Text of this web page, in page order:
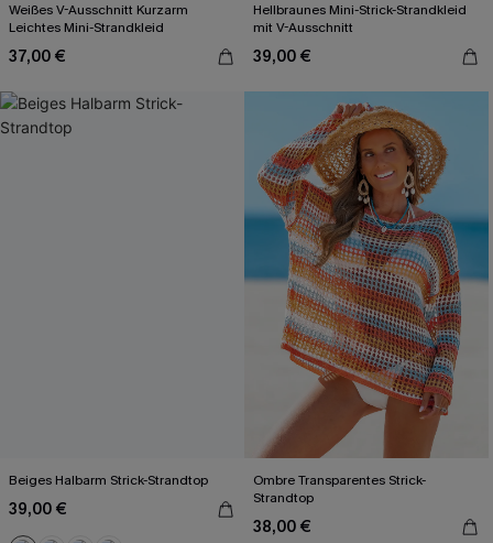
Weißes V-Ausschnitt Kurzarm
Leichtes Mini-Strandkleid
37,00 €
Hellbraunes Mini-Strick-Strandkleid
mit V-Ausschnitt
39,00 €
Beiges Halbarm Strick-Strandtop
39,00 €
Ombre Transparentes Strick-
Strandtop
38,00 €